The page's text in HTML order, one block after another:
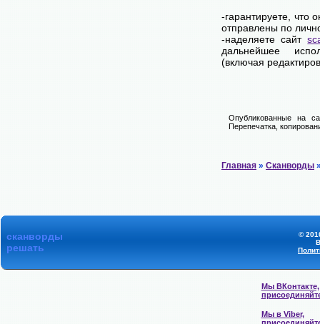
-гарантируете, что
отправлены по
-наделяете сайт
дальнейшее
(включая
Опубликованные на
Перепечатка,
Главная » Сканворды
сканворды
решать
©
Мы ВКонтакте,
Мы в Viber,